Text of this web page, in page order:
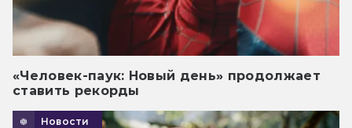
«Человек-паук: Новый день» продолжает
ставить рекорды
Новости